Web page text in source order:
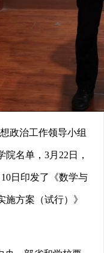
政治工作领导小组
名单，3月22日，
日印发了《数学与
施方案（试行）》